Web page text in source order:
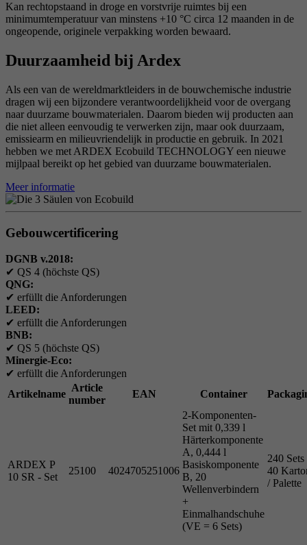
Kan rechtopstaand in droge en vorstvrije ruimtes bij een
minimumtemperatuur van minstens +10 °C circa 12 maanden in de
ongeopende, originele verpakking worden bewaard.
Duurzaamheid bij Ardex
Als een van de wereldmarktleiders in de bouwchemische industrie
dragen wij een bijzondere verantwoordelijkheid voor de overgang
naar duurzame bouwmaterialen. Daarom bieden wij producten aan
die niet alleen eenvoudig te verwerken zijn, maar ook duurzaam,
emissiearm en milieuvriendelijk in productie en gebruik. In 2021
hebben we met ARDEX Ecobuild TECHNOLOGY een nieuwe
mijlpaal bereikt op het gebied van duurzame bouwmaterialen.
Meer informatie
Gebouwcertificering
DGNB v.2018:
✔ QS 4 (höchste QS)
QNG:
✔ erfüllt die Anforderungen
LEED:
✔ erfüllt die Anforderungen
BNB:
✔ QS 5 (höchste QS)
Minergie-Eco:
✔ erfüllt die Anforderungen
Artikelname
Article
number
EAN Container
ARDEX P
10 SR - Set
25100 4024705251006
2-Komponenten-
Set mit 0,339 l
Härterkomponente
A, 0,444 l
Basiskomponente
B, 20
Wellenverbindern
+
Einmalhandschuhe
(VE = 6 Sets)
240 Sets
40
/ Palette